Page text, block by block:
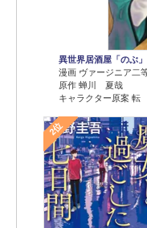
異世界居酒屋「のぶ
漫画 ヴァージニア二
原作 蝉川 夏哉
キャラクター原案 転
2位